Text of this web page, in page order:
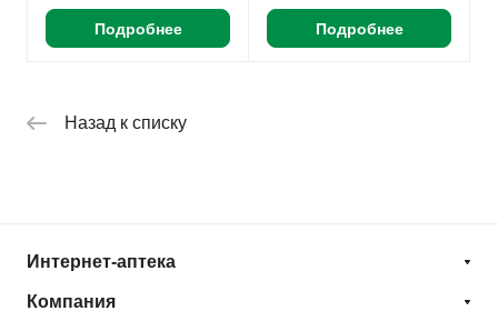
Подробнее Подробнее
Назад к списку
Интернет-аптека
Компания